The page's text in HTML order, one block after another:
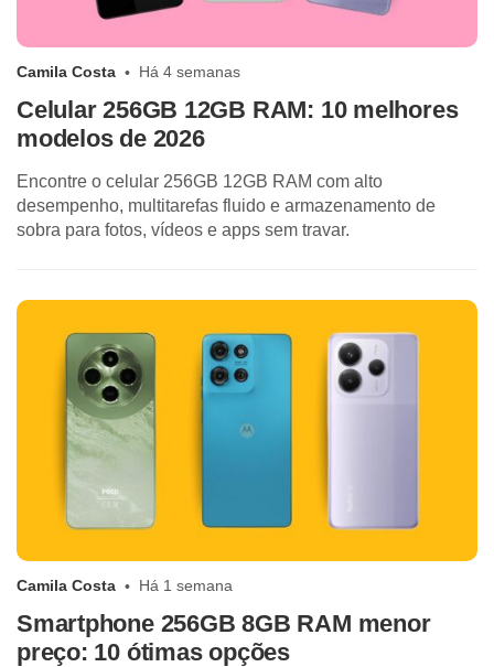
Camila Costa Há 4 semanas
Celular 256GB 12GB RAM: 10 melhores
modelos de 2026
Encontre o celular 256GB 12GB RAM com alto
desempenho, multitarefas fluido e armazenamento de
sobra para fotos, vídeos e apps sem travar.
Camila Costa Há 1 semana
Smartphone 256GB 8GB RAM menor
preço: 10 ótimas opções